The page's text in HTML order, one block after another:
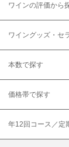
ワインの評価から
ワイングッズ・セ
本数で探す
価格帯で探す
年12回コース／定